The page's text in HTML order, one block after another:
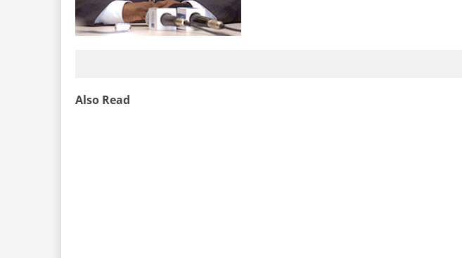
Also Read